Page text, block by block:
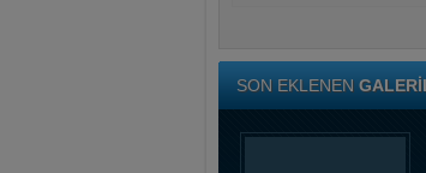
SON EKLENEN